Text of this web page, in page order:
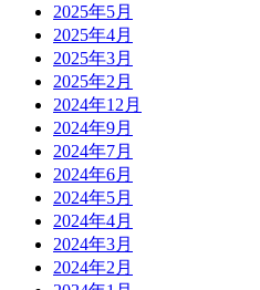
2025年5月
2025年4月
2025年3月
2025年2月
2024年12月
2024年9月
2024年7月
2024年6月
2024年5月
2024年4月
2024年3月
2024年2月